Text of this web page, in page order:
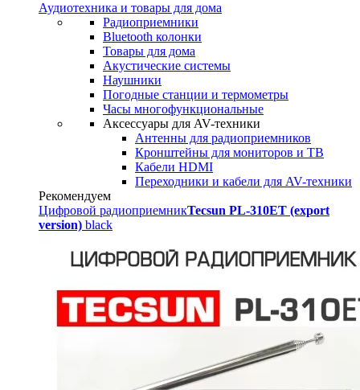
Аудиотехника и товары для дома
Радиоприемники
Bluetooth колонки
Товары для дома
Акустические системы
Наушники
Погодные станции и термометры
Часы многофункциональные
Аксессуары для AV-техники
Антенны для радиоприемников
Кронштейны для мониторов и ТВ
Кабели HDMI
Переходники и кабели для AV-техники
Рекомендуем
Цифровой радиоприемникTecsun PL-310ET (export
version) black